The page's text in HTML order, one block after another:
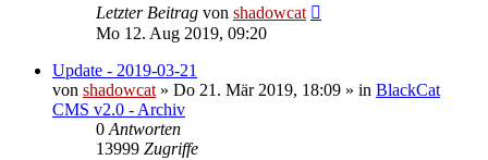
Letzter Beitrag von shadowcat
Mo 12. Aug 2019, 09:20
Update - 2019-03-21
von shadowcat » Do 21. Mär 2019, 18:09 » in BlackCat
CMS v2.0 - Archiv
0 Antworten
13999 Zugriffe